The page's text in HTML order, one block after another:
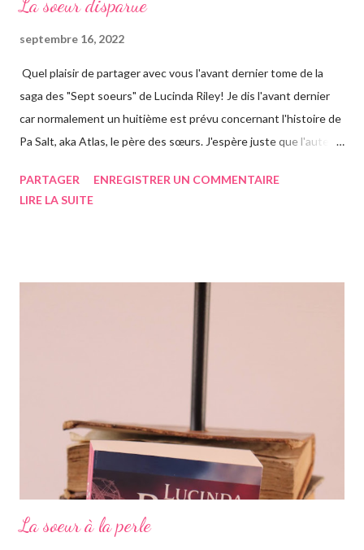
La soeur disparue
septembre 16, 2022
Quel plaisir de partager avec vous l'avant dernier tome de la
saga des "Sept soeurs" de Lucinda Riley! Je dis l'avant dernier
car normalement un huitième est prévu concernant l'histoire de
Pa Salt, aka Atlas, le père des sœurs. J'espère juste que l'auteur
Chose que j'ai d'ailleurs apprise en commençant le roman, ça m'a
rapidement, un vieil homme de plus de quatre-vingts-ans a
adopté six filles, issues de ses voyages qu'il élève à Genève en
également par Marina, appelée Ma, leur gouvernante/nounou
PARTAGER
ENREGISTRER UN COMMENTAIRE
LIRE LA SUITE
La soeur à la perle